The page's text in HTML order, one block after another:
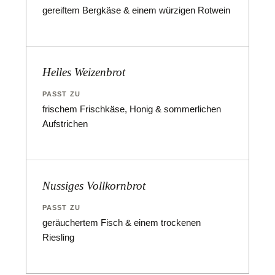
gereiftem Bergkäse & einem würzigen Rotwein
Helles Weizenbrot
PASST ZU
frischem Frischkäse, Honig & sommerlichen
Aufstrichen
Nussiges Vollkornbrot
PASST ZU
geräuchertem Fisch & einem trockenen
Riesling